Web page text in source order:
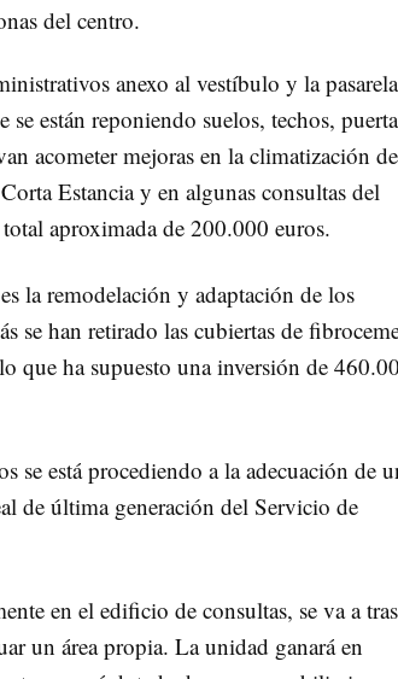
del centro.
anexo al vestíbulo y la
están reponiendo suelos, techos,
acometer mejoras en la climatización
Estancia y en algunas consultas del
aproximada de 200.000 euros.
la remodelación y adaptación de los
se han retirado las cubiertas de
que ha supuesto una inversión de
está procediendo a la adecuación de
de última generación del Servicio de
en el edificio de consultas, se va a
un área propia. La unidad ganará en